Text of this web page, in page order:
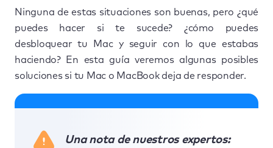
Ninguna de estas situaciones son buenas, pero ¿qué
puedes hacer si te sucede? ¿cómo puedes
desbloquear tu Mac y seguir con lo que estabas
haciendo? En esta guía veremos algunas posibles
soluciones si tu Mac o MacBook deja de responder.
Una nota de nuestros expertos: